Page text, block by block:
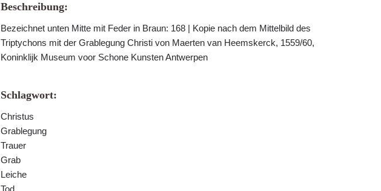
Beschreibung:
Bezeichnet unten Mitte mit Feder in Braun: 168 | Kopie nach dem Mittelbild des
Triptychons mit der Grablegung Christi von Maerten van Heemskerck, 1559/60,
Koninklijk Museum voor Schone Kunsten Antwerpen
Schlagwort:
Christus
Grablegung
Trauer
Grab
Leiche
Tod